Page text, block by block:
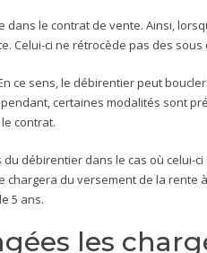
le contrat de vente. Ainsi,
Celui-ci ne rétrocède pas des sous
ce sens, le débirentier peut
certaines modalités sont
contrat.
débirentier dans le cas où celui-
du versement de la rente
5 ans.
les